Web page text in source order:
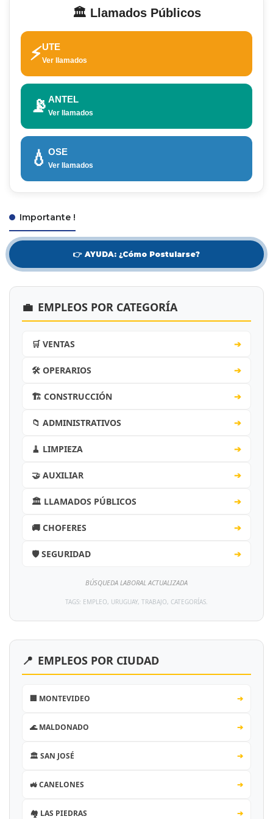
🏛️ Llamados Públicos
⚡UTE
Ver llamados
📡 ANTEL
Ver llamados
💧 OSE
Ver llamados
Importante !
👉 AYUDA: ¿Cómo Postularse?
💼 EMPLEOS POR CATEGORÍA
🛒 VENTAS ➔
🛠️ OPERARIOS ➔
🏗️ CONSTRUCCIÓN ➔
📁 ADMINISTRATIVOS ➔
🧹 LIMPIEZA ➔
🤝 AUXILIAR ➔
🏛️ LLAMADOS PÚBLICOS ➔
🚚 CHOFERES ➔
🛡️ SEGURIDAD ➔
BÚSQUEDA LABORAL ACTUALIZADA
TAGS: EMPLEO, URUGUAY, TRABAJO, CATEGORÍAS.
📍 EMPLEOS POR CIUDAD
🏢 MONTEVIDEO ➔
🌊 MALDONADO ➔
🏛️ SAN JOSÉ ➔
🚜 CANELONES ➔
🏘️ LAS PIEDRAS ➔